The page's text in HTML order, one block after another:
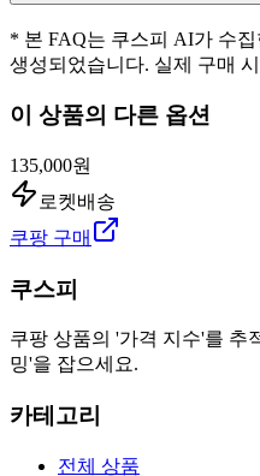
* 본 FAQ는 쿠스피 AI가 수
생성되었습니다. 실제 구매
이 상품의 다른 옵션
135,000원
로켓배송
쿠팡 구매
쿠스피
쿠팡 상품의 '가격 지수'를 추
밍'을 잡으세요.
카테고리
전체 상품